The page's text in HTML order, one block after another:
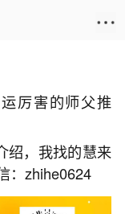
24 2 赞
厉害的师父推
绍，我找的慧来
：zhihe0624